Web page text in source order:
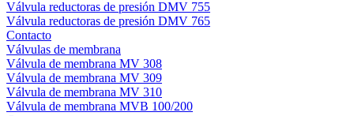
Válvula reductoras de presión DMV 755
Válvula reductoras de presión DMV 765
Contacto
Válvulas de membrana
Válvula de membrana MV 308
Válvula de membrana MV 309
Válvula de membrana MV 310
Válvula de membrana MVB 100/200